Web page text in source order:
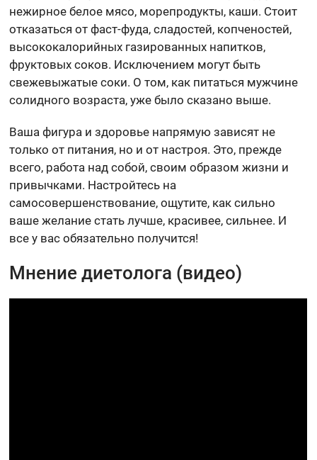
нежирное белое мясо, морепродукты, каши. Стоит
отказаться от фаст-фуда, сладостей, копченостей,
высококалорийных газированных напитков,
фруктовых соков. Исключением могут быть
свежевыжатые соки. О том, как питаться мужчине
солидного возраста, уже было сказано выше.
Ваша фигура и здоровье напрямую зависят не
только от питания, но и от настроя. Это, прежде
всего, работа над собой, своим образом жизни и
привычками. Настройтесь на
самосовершенствование, ощутите, как сильно
ваше желание стать лучше, красивее, сильнее. И
все у вас обязательно получится!
Мнение диетолога (видео)